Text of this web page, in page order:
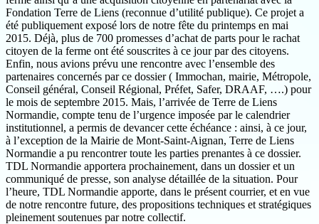
Fondation Terre de Liens (reconnue d’utilité publique). Ce projet a
été publiquement exposé lors de notre fête du printemps en mai
2015. Déjà, plus de 700 promesses d’achat de parts pour le rachat
citoyen de la ferme ont été souscrites à ce jour par des citoyens.
Enfin, nous avions prévu une rencontre avec l’ensemble des
partenaires concernés par ce dossier ( Immochan, mairie, Métropole,
Conseil général, Conseil Régional, Préfet, Safer, DRAAF, ….) pour
le mois de septembre 2015. Mais, l’arrivée de Terre de Liens
Normandie, compte tenu de l’urgence imposée par le calendrier
institutionnel, a permis de devancer cette échéance : ainsi, à ce jour,
à l’exception de la Mairie de Mont-Saint-Aignan, Terre de Liens
Normandie a pu rencontrer toute les parties prenantes à ce dossier.
TDL Normandie apportera prochainement, dans un dossier et un
communiqué de presse, son analyse détaillée de la situation. Pour
l’heure, TDL Normandie apporte, dans le présent courrier, et en vue
de notre rencontre future, des propositions techniques et stratégiques
pleinement soutenues par notre collectif.